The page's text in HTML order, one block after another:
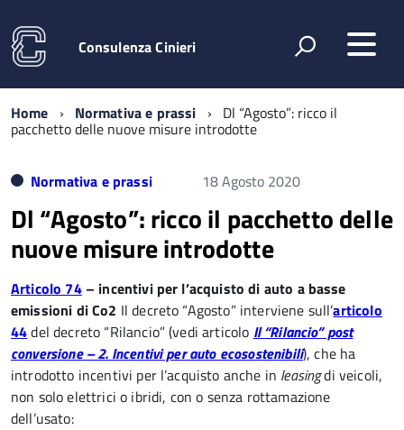
Consulenza Cinieri
Home Normativa e prassi Dl “Agosto”: ricco il
pacchetto delle nuove misure introdotte
Normativa e prassi 18 Agosto 2020
Dl “Agosto”: ricco il pacchetto delle
nuove misure introdotte
Articolo 74– incentivi per l’acquisto di auto a basse
emissioni di Co2 Il decreto “Agosto” interviene sull’articolo
44del decreto “Rilancio” (vedi articolo Il “Rilancio” post
conversione – 2. Incentivi per auto ecosostenibili), che ha
introdotto incentivi per l’acquisto anche in leasingdi veicoli,
non solo elettrici o ibridi, con o senza rottamazione
dell’usato: